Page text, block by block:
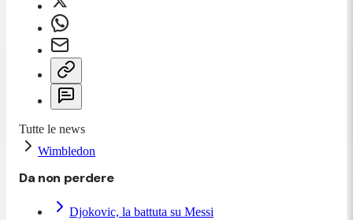
Tutte le news
Wimbledon
Da non perdere
Djokovic, la battuta su Messi